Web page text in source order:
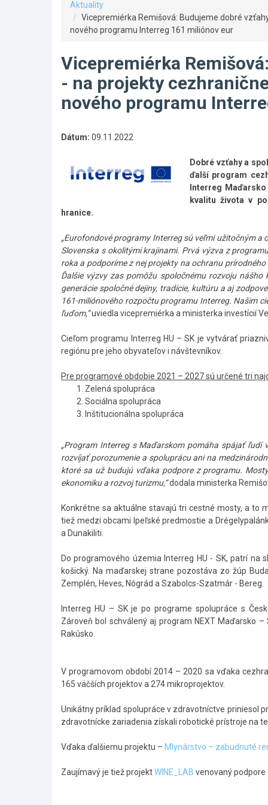
Aktuality
Vicepremiérka Remišová: Budujeme dobré
nového programu Interreg 161 miliónov eur
Vicepremiérka
- na projekty
nového programu
Dátum: 09.11.2022
Dobré vzťahy a
ďalší program
Interreg
kvalitu života v
hranice.
„Eurofondové programy Interreg sú veľmi užitočným
Slovenska s okolitými krajinami. Prvá výzva z
roka a podporíme z nej projekty na ochranu
Ďalšie výzvy zas pomôžu spoločnému rozvoju
generácie spoločné dejiny, tradície, kultúru a aj
161-miliónového rozpočtu programu Interreg. Našim
ľuďom,”uviedla vicepremiérka a ministerka investícií
Cieľom programu Interreg HU – SK je vytvárať
regiónu pre jeho obyvateľov i návštevníkov.
Pre programové obdobie 2021 – 2027 sú určené tri
Zelená spolupráca
Sociálna spolupráca
Inštitucionálna spolupráca
„Program Interreg s Maďarskom pomáha spájať ľudí
rozvíjať porozumenie a spoluprácu ani na
ktoré sa už budujú vďaka podpore z programu.
ekonomiku a rozvoj turizmu,“dodala ministerka
Konkrétne sa aktuálne stavajú tri cestné mosty, a to
tiež medzi obcami Ipeľské predmostie a
a Dunakiliti.
Do programového územia Interreg HU - SK, patrí na
košický. Na maďarskej strane pozostáva zo žúp
Zemplén, Heves, Nógrád a Szabolcs-Szatmár - Bereg.
Interreg HU – SK je po programe spolupráce s
Zároveň bol schválený aj program NEXT Maďarsko
Rakúsko.
V programovom období 2014 – 2020 sa vďaka
165 väčších projektov a 274 mikroprojektov.
Unikátny príklad spolupráce v zdravotníctve priniesol
zdravotnícke zariadenia získali robotické prístroje na
Vďaka ďalšiemu projektu – Mlynárstvo – zabudnuté
Zaujímavý je tiež projektWINE_LAB venovaný podpore